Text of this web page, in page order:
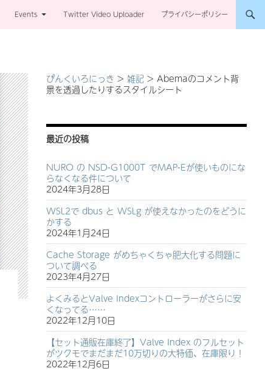
Events Twitter Video Uploader プライバシーポリシー
ぴんくいろにっき > 雑記> Abemaのコメント背
景を透過したりするスタイルシート
最近の投稿
NURO の NSD-G1000T でMAP-Eが使いものにな
らなくなる件について
2024年3月28日
WSL2で dbus と WSLg が使えなかったのをどうに
かする
2024年1月24日
Cache Storage がめちゃくちゃ肥大化する問題に
ついて調べる
2023年4月27日
よくみるとValve Indexコントローラーがさらに安
くなってる……
2022年12月10日
【セット通販在庫終了】Valve Index のフルセット
がツクモでまだまだ10万切りの大特価、在庫限り！
2022年12月6日